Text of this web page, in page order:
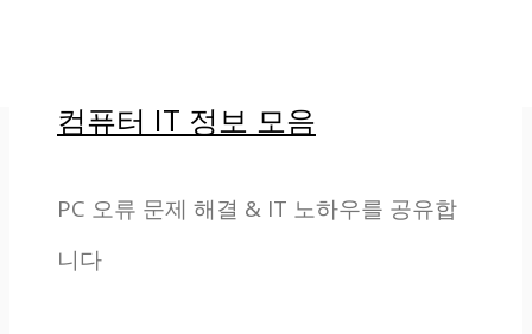
컴퓨터 IT 정보 모음
PC 오류 문제 해결 & IT 노하우를 공유합
니다